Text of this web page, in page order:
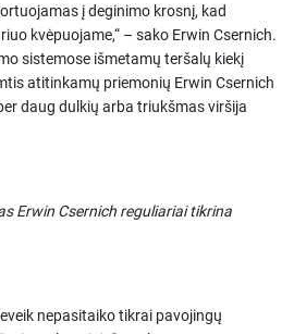
į deginimo krosnį, kad
kvėpuojame,“ – sako Erwin Csernich.
sistemose išmetamų teršalų kiekį
atitinkamų priemonių Erwin Csernich
daug dulkių arba triukšmas viršija
Erwin Csernich reguliariai tikrina
nepasitaiko tikrai pavojingų